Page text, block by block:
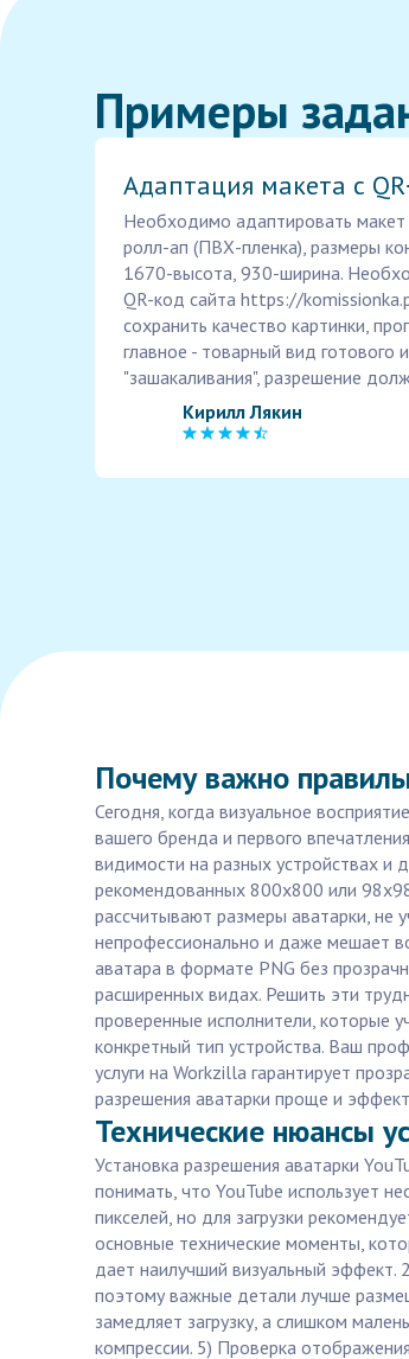
Примеры
Адаптация макета с
Необходимо адаптировать
ролл-ап (ПВХ-пленка), размеры
1670-высота, 930-ширина.
QR-код сайта https://
сохранить качество картинки,
главное - товарный вид
"зашакаливания", разрешение
Кирилл Лякин
Почему важно
Сегодня, когда визуальное
вашего бренда и первого
видимости на разных устройствах
рекомендованных 800x800 или
рассчитывают размеры аватарки,
непрофессионально и даже мешает
аватара в формате PNG без
расширенных видах. Решить эти
проверенные исполнители, которые
конкретный тип устройства. Ваш
услуги на Workzilla гарантирует
разрешения аватарки проще и
Технические нюансы
Установка разрешения аватарки
понимать, что YouTube использует
пикселей, но для загрузки
основные технические моменты,
дает наилучший визуальный эффект.
поэтому важные детали лучше
замедляет загрузку, а слишком
компрессии. 5) Проверка